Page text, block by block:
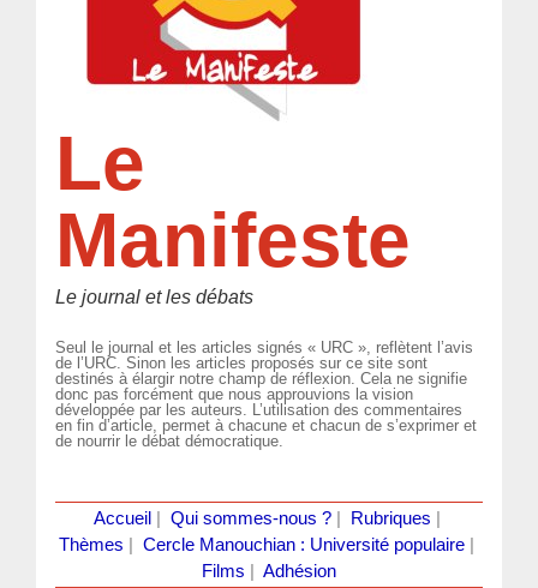
Le
Manifeste
Le journal et les débats
Seul le journal et les articles signés « URC », reflètent l’avis
de l’URC. Sinon les articles proposés sur ce site sont
destinés à élargir notre champ de réflexion. Cela ne signifie
donc pas forcément que nous approuvions la vision
développée par les auteurs. L’utilisation des commentaires
en fin d’article, permet à chacune et chacun de s’exprimer et
de nourrir le débat démocratique.
Accueil Qui sommes-nous ?| Rubriques
Thèmes
Cercle Manouchian : Université populaire
Films
Adhésion